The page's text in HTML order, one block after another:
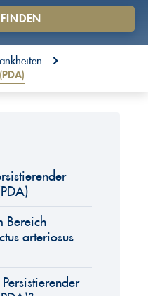
Bereich
arteriosus